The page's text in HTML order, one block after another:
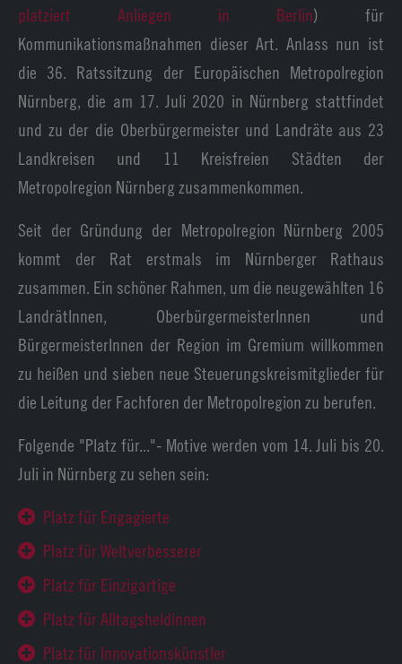
platziert Anliegen in Berlin) für
Kommunikationsmaßnahmen dieser Art. Anlass nun ist
die 36. Ratssitzung der Europäischen Metropolregion
Nürnberg, die am 17. Juli 2020 in Nürnberg stattfindet
und zu der die Oberbürgermeister und Landräte aus 23
Landkreisen und 11 Kreisfreien Städten der
Metropolregion Nürnberg zusammenkommen.
Seit der Gründung der Metropolregion Nürnberg 2005
kommt der Rat erstmals im Nürnberger Rathaus
zusammen. Ein schöner Rahmen, um die neugewählten 16
LandrätInnen, OberbürgermeisterInnen und
BürgermeisterInnen der Region im Gremium willkommen
zu heißen und sieben neue Steuerungskreismitglieder für
die Leitung der Fachforen der Metropolregion zu berufen.
Folgende "Platz für..."- Motive werden vom 14. Juli bis 20.
Juli in Nürnberg zu sehen sein:
Platz für Engagierte
Platz für Weltverbesserer
Platz für Einzigartige
Platz für Alltagsheldinnen
Platz für Innovationskünstler